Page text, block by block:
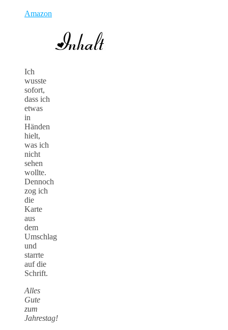
Amazon
Ich
wusste
sofort,
dass ich
etwas
in
Händen
hielt,
was ich
nicht
sehen
wollte.
Dennoch
zog ich
die
Karte
aus
dem
Umschlag
und
starrte
auf die
Schrift.
Alles
Gute
zum
Jahrestag!